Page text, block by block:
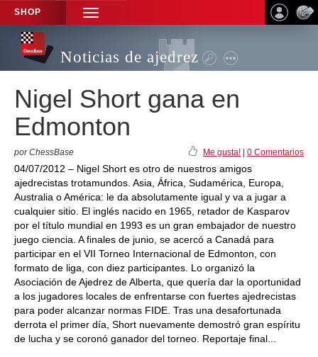
SHOP
TOGGLE
NAVIGATION
Noticias de ajedrez
Nigel Short gana en
Edmonton
por ChessBase Me gusta! 0 Comentarios
04/07/2012 – Nigel Short es otro de nuestros amigos
ajedrecistas trotamundos. Asia, África, Sudamérica, Europa,
Australia o América: le da absolutamente igual y va a jugar a
cualquier sitio. El inglés nacido en 1965, retador de Kasparov
por el título mundial en 1993 es un gran embajador de nuestro
juego ciencia. A finales de junio, se acercó a Canadá para
participar en el VII Torneo Internacional de Edmonton, con
formato de liga, con diez participantes. Lo organizó la
Asociación de Ajedrez de Alberta, que quería dar la oportunidad
a los jugadores locales de enfrentarse con fuertes ajedrecistas
para poder alcanzar normas FIDE. Tras una desafortunada
derrota el primer día, Short nuevamente demostró gran espíritu
de lucha y se coronó ganador del torneo. Reportaje final...